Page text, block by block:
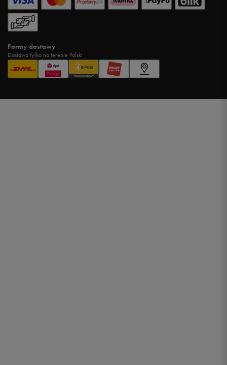
Formy dostawy
Dostawa tylko na terenie Polski